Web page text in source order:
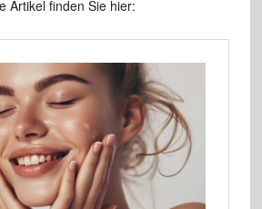
Artikel finden Sie hier: